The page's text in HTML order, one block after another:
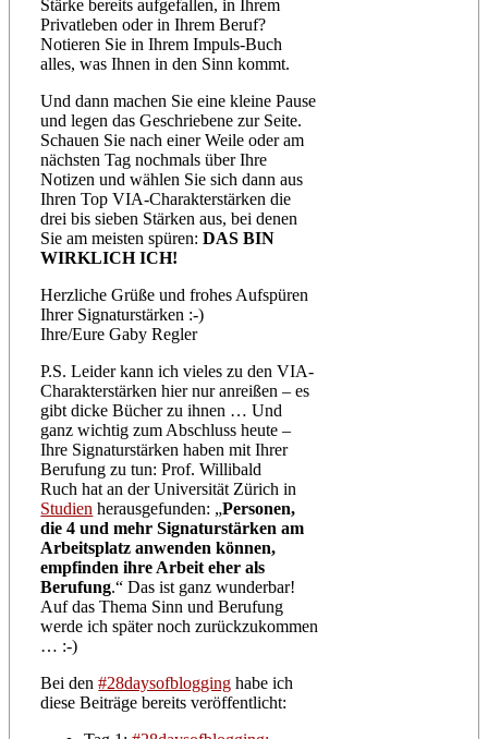
Stärke bereits aufgefallen, in Ihrem
Privatleben oder in Ihrem Beruf?
Notieren Sie in Ihrem Impuls-Buch
alles, was Ihnen in den Sinn kommt.
Und dann machen Sie eine kleine Pause
und legen das Geschriebene zur Seite.
Schauen Sie nach einer Weile oder am
nächsten Tag nochmals über Ihre
Notizen und wählen Sie sich dann aus
Ihren Top VIA-Charakterstärken die
drei bis sieben Stärken aus, bei denen
Sie am meisten spüren:DAS BIN
WIRKLICH ICH!
Herzliche Grüße und frohes Aufspüren
Ihrer Signaturstärken :-)
Ihre/Eure Gaby Regler
P.S. Leider kann ich vieles zu den VIA-
Charakterstärken hier nur anreißen – es
gibt dicke Bücher zu ihnen … Und
ganz wichtig zum Abschluss heute –
Ihre Signaturstärken haben mit Ihrer
Berufung zu tun: Prof. Willibald
Ruch hat an der Universität Zürich in
Studien herausgefunden: „Personen,
die 4 und mehr Signaturstärken am
Arbeitsplatz anwenden können,
empfinden ihre Arbeit eher als
Berufung.“ Das ist ganz wunderbar!
Auf das Thema Sinn und Berufung
werde ich später noch zurückzukommen
… :-)
Bei den#28daysofblogging habe ich
diese Beiträge bereits veröffentlicht: